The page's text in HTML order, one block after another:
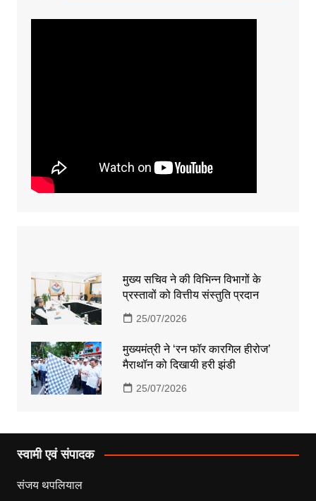
मुख्य सचिव ने की विभिन्न विभागों के
प्रस्तावों को वित्तीय संस्तुति प्रदान
25/07/2026
मुख्यमंत्री ने ‘रन फॉर कारगिल हीरोज’
मैराथॉन को दिखायी हरी झंडी
25/07/2026
स्वामी एवं संपादक
संजय थपलियाल